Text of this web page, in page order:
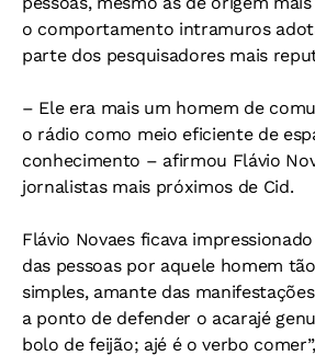
o comportamento intramuros
parte dos pesquisadores mais
– Ele era mais um homem de
o rádio como meio eficiente de
conhecimento – afirmou Flávio
jornalistas mais próximos de Cid.
Flávio Novaes ficava
das pessoas por aquele homem
simples, amante das
a ponto de defender o acarajé
bolo de feijão; ajé é o verbo